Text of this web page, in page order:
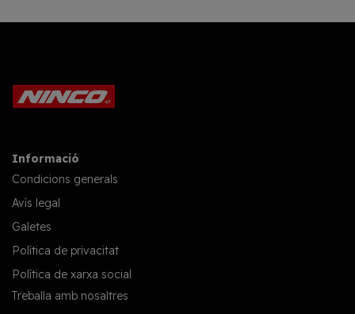
Informació
Condicions generals
Avís legal
Galetes
Política de privacitat
Política de xarxa social
Treballa amb nosaltres